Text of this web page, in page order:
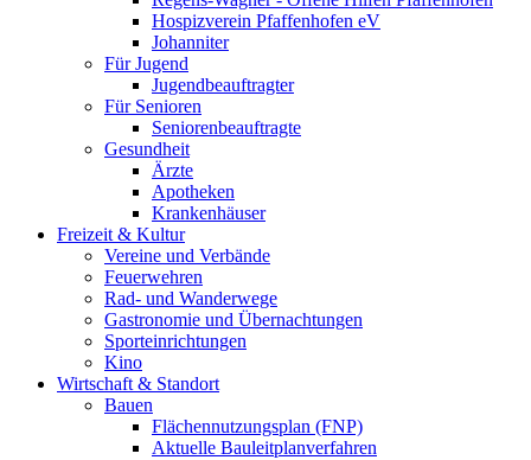
Hospizverein Pfaffenhofen eV
Johanniter
Für Jugend
Jugendbeauftragter
Für Senioren
Seniorenbeauftragte
Gesundheit
Ärzte
Apotheken
Krankenhäuser
Freizeit & Kultur
Vereine und Verbände
Feuerwehren
Rad- und Wanderwege
Gastronomie und Übernachtungen
Sporteinrichtungen
Kino
Wirtschaft & Standort
Bauen
Flächennutzungsplan (FNP)
Aktuelle Bauleitplanverfahren